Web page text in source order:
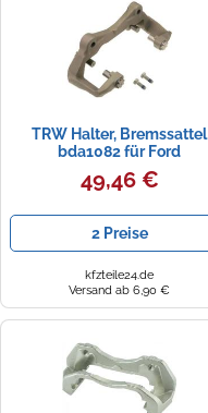
TRW Halter, Bremssattel
bda1082 für Ford
49,46 €
2 Preise
kfzteile24.de
Versand ab 6,90 €